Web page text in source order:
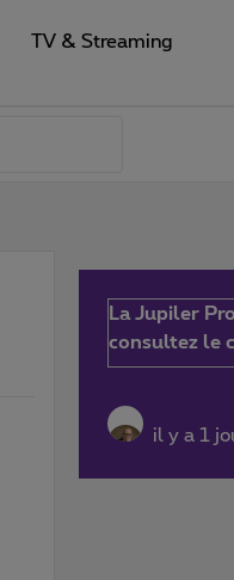
TV & Streaming
La Jupiler
consultez le
il y a 1